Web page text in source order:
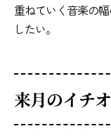
重ねていく音楽の
したい。
来月のイチ